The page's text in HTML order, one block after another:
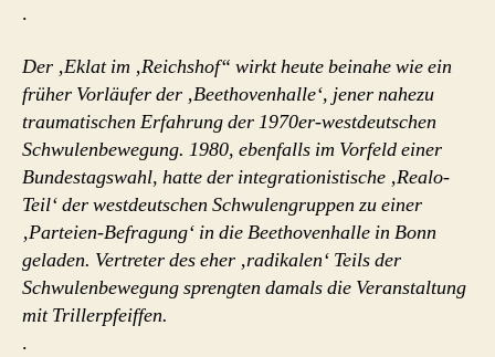
.
Der ‚Eklat im ‚Reichshof“ wirkt heute beinahe wie ein
früher Vorläufer der ‚Beethovenhalle‘, jener nahezu
traumatischen Erfahrung der 1970er-westdeutschen
Schwulenbewegung. 1980, ebenfalls im Vorfeld einer
Bundestagswahl, hatte der integrationistische ‚Realo-
Teil‘ der westdeutschen Schwulengruppen zu einer
‚Parteien-Befragung‘ in die Beethovenhalle in Bonn
geladen. Vertreter des eher ‚radikalen‘ Teils der
Schwulenbewegung sprengten damals die Veranstaltung
mit Trillerpfeiffen.
.